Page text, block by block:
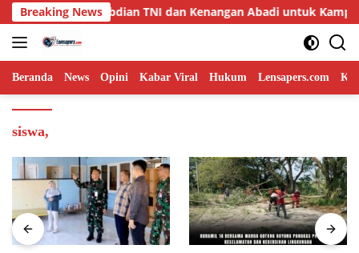
Langsung
ke
konten
Breaking NewsTNI dan Kenangan Abadi untuk Kampung Sesor
Beranda News Opini Kabar Viral Hukum Lensapers.com
siswa,